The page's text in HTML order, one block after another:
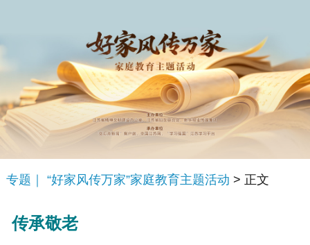
专题｜ “好家风传万家”家庭教育主题活动 > 正文
传承敬老